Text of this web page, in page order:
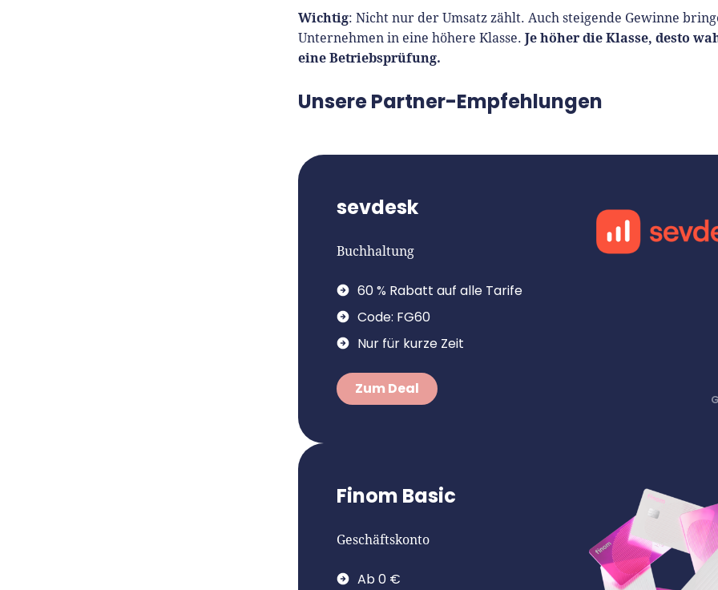
Wichtig: Nicht nur der Umsatz zählt. Auch steigende Gewinne
Unternehmen in eine höhere Klasse. Je höher die Klasse, desto
eine Betriebsprüfung.
Unsere Partner-Empfehlungen
sevdesk
Buchhaltung
60 % Rabatt auf alle Tarife
Code: FG60
Nur für kurze Zeit
Zum Deal
Finom Basic
Geschäftskonto
Ab 0 €